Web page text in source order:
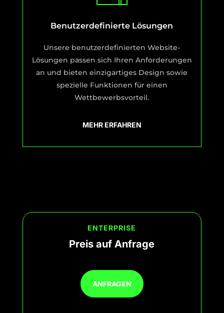
Benutzerdefinierte Lösungen
Unsere benutzerdefinierten Website-
Lösungen passen sich Ihren Anforderungen
an und bieten einzigartiges Design sowie
spezielle Funktionen für einen
Wettbewerbsvorteil.
MEHR ERFAHREN
ENTERPRISE
Preis auf Anfrage
ANFRAGEN